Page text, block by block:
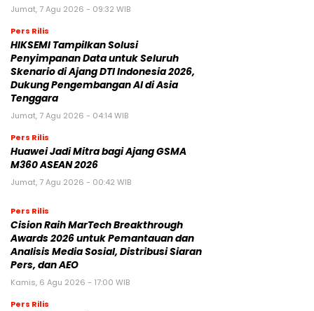
Jumat, 7 Agu 2026 - 09:32 WIB
Pers Rilis
HIKSEMI Tampilkan Solusi
Penyimpanan Data untuk Seluruh
Skenario di Ajang DTI Indonesia 2026,
Dukung Pengembangan AI di Asia
Tenggara
Jumat, 7 Agu 2026 - 04:14 WIB
Pers Rilis
Huawei Jadi Mitra bagi Ajang GSMA
M360 ASEAN 2026
Jumat, 7 Agu 2026 - 00:42 WIB
Pers Rilis
Cision Raih MarTech Breakthrough
Awards 2026 untuk Pemantauan dan
Analisis Media Sosial, Distribusi Siaran
Pers, dan AEO
Kamis, 6 Agu 2026 - 17:00 WIB
Pers Rilis